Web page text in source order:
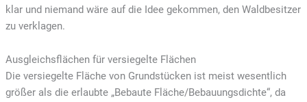
klar und niemand wäre auf die Idee gekommen, den Waldbesitzer
zu verklagen.
Ausgleichsflächen für versiegelte Flächen
Die versiegelte Fläche von Grundstücken ist meist wesentlich
größer als die erlaubte „Bebaute Fläche/Bebauungsdichte“, da